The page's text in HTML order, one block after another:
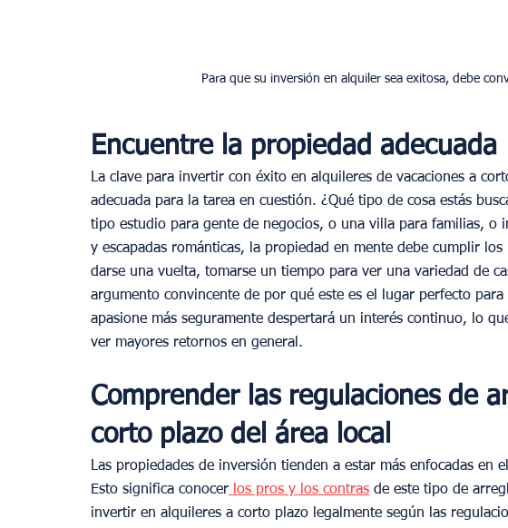
Para que su inversión en alquiler sea exitosa, debe
Encuentre la propiedad adecuada
La clave para invertir con éxito en alquileres de vacaciones a
adecuada para la tarea en cuestión. ¿Qué tipo de cosa estás
tipo estudio para gente de negocios, o una villa para familias, o
y escapadas románticas, la propiedad en mente debe cumplir
darse una vuelta, tomarse un tiempo para ver una variedad de
argumento convincente de por qué este es el lugar perfecto
apasione más seguramente despertará un interés continuo, lo
ver mayores retornos en general.
Comprender las regulaciones de
corto plazo del área local
Las propiedades de inversión tienden a estar más enfocadas en
Esto significa conocer los pros y los contras de este tipo de
invertir en alquileres a corto plazo legalmente según las